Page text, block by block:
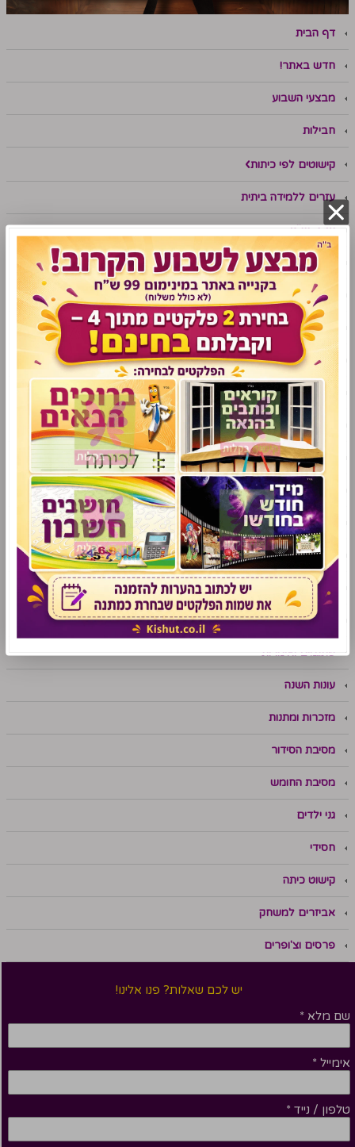
דף הבית
חדש באתר!
מבצעי השבוע
חבילות
קישוטים לפי כיתות
עזרים ללמידה ביתית
עד 2 ש"ח
פלקט ניווט
ערכות תוכן
תנ"ך
מתמטיקה
אנגלית
עזרי למידה לתלמידי שילוב
סימניות לימודיות
מניפות לימודיות
משחקי למידה
סדרת "משחק לחג"
סדרת "מושג לחג"
פתגמים ואימרות
עונות השנה
מזכרות ומתנות
מסיבת הסידור
מסיבת החומש
גני ילדים
חסידי
קישוט כיתה
אביזרים למשחק
פרסים וצ'ופרים
יש לכם שאלות? פנו אלינו!
שם מלא *
אימייל *
טלפון / נייד *